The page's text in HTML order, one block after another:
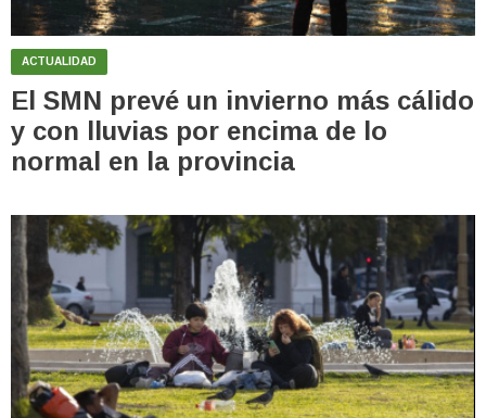
ACTUALIDAD
El SMN prevé un invierno más cálido
y con lluvias por encima de lo
normal en la provincia